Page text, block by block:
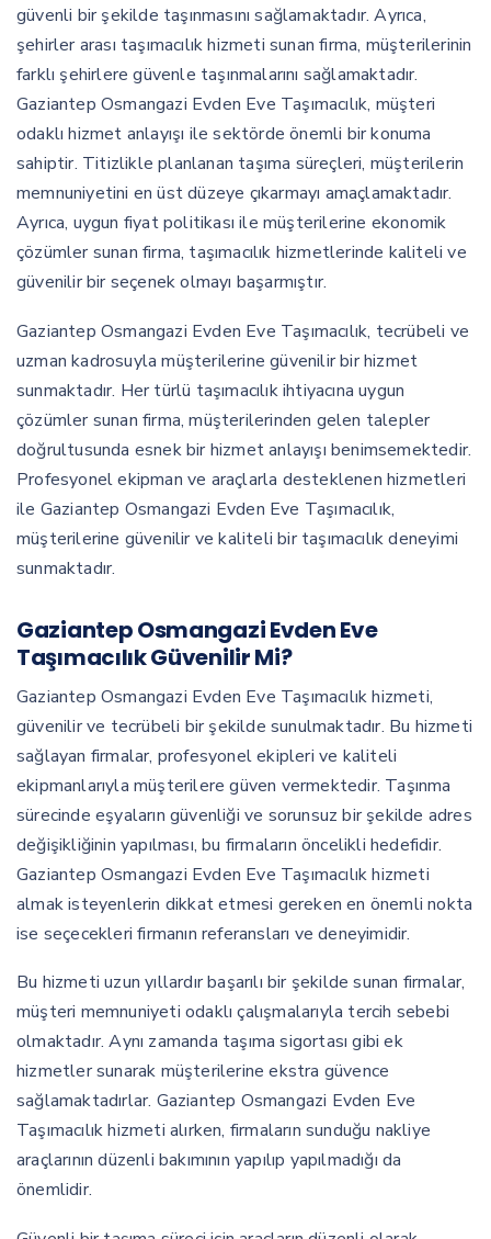
güvenli bir şekilde taşınmasını sağlamaktadır. Ayrıca,
şehirler arası taşımacılık hizmeti sunan firma, müşterilerinin
farklı şehirlere güvenle taşınmalarını sağlamaktadır.
Gaziantep Osmangazi Evden Eve Taşımacılık, müşteri
odaklı hizmet anlayışı ile sektörde önemli bir konuma
sahiptir. Titizlikle planlanan taşıma süreçleri, müşterilerin
memnuniyetini en üst düzeye çıkarmayı amaçlamaktadır.
Ayrıca, uygun fiyat politikası ile müşterilerine ekonomik
çözümler sunan firma, taşımacılık hizmetlerinde kaliteli ve
güvenilir bir seçenek olmayı başarmıştır.
Gaziantep Osmangazi Evden Eve Taşımacılık, tecrübeli ve
uzman kadrosuyla müşterilerine güvenilir bir hizmet
sunmaktadır. Her türlü taşımacılık ihtiyacına uygun
çözümler sunan firma, müşterilerinden gelen talepler
doğrultusunda esnek bir hizmet anlayışı benimsemektedir.
Profesyonel ekipman ve araçlarla desteklenen hizmetleri
ile Gaziantep Osmangazi Evden Eve Taşımacılık,
müşterilerine güvenilir ve kaliteli bir taşımacılık deneyimi
sunmaktadır.
Gaziantep Osmangazi Evden Eve
Taşımacılık Güvenilir Mi?
Gaziantep Osmangazi Evden Eve Taşımacılık hizmeti,
güvenilir ve tecrübeli bir şekilde sunulmaktadır. Bu hizmeti
sağlayan firmalar, profesyonel ekipleri ve kaliteli
ekipmanlarıyla müşterilere güven vermektedir. Taşınma
sürecinde eşyaların güvenliği ve sorunsuz bir şekilde adres
değişikliğinin yapılması, bu firmaların öncelikli hedefidir.
Gaziantep Osmangazi Evden Eve Taşımacılık hizmeti
almak isteyenlerin dikkat etmesi gereken en önemli nokta
ise seçecekleri firmanın referansları ve deneyimidir.
Bu hizmeti uzun yıllardır başarılı bir şekilde sunan firmalar,
müşteri memnuniyeti odaklı çalışmalarıyla tercih sebebi
olmaktadır. Aynı zamanda taşıma sigortası gibi ek
hizmetler sunarak müşterilerine ekstra güvence
sağlamaktadırlar. Gaziantep Osmangazi Evden Eve
Taşımacılık hizmeti alırken, firmaların sunduğu nakliye
araçlarının düzenli bakımının yapılıp yapılmadığı da
önemlidir.